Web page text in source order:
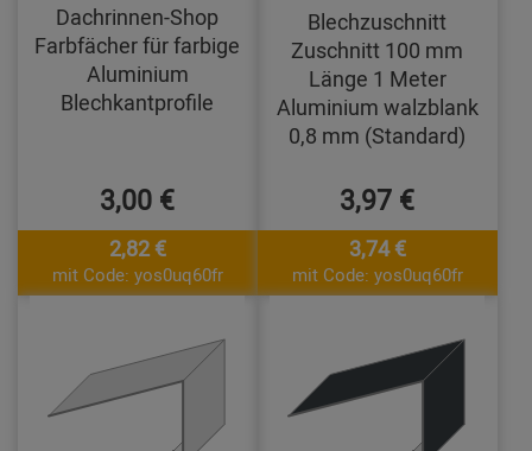
Dachrinnen-Shop
Farbfächer für farbige
Aluminium
Blechkantprofile
3,00 €
2,82 €
mit Code: yos0uq60fr
Blechzuschnitt
Zuschnitt 100 mm
Länge 1 Meter
Aluminium walzblank
0,8 mm (Standard)
3,97 €
3,74 €
mit Code: yos0uq60fr